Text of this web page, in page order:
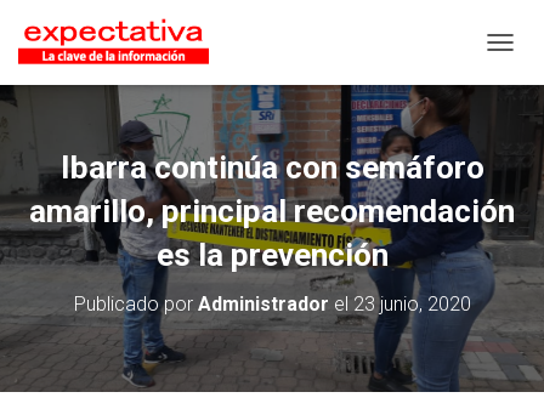
Ibarra continúa con semáforo
amarillo, principal recomendación
es la prevención
Publicado por Administrador el 23 junio, 2020